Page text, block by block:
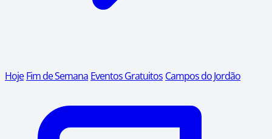
Hoje Fim de Semana Eventos Gratuitos Campos do Jordão